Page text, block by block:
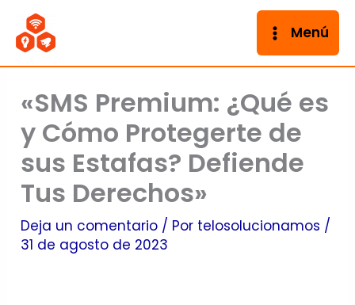
contenido
Menú
«SMS Premium: ¿Qué es
y Cómo Protegerte de
sus Estafas? Defiende
Tus Derechos»
Deja un comentario / Por telosolucionamos /
31 de agosto de 2023